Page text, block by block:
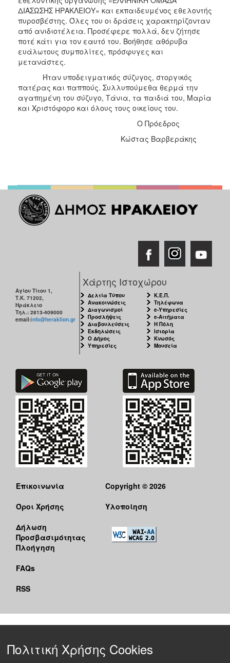
ΔΙΑΣΩΣΗΣ ΗΡΑΚΛΕΙΟΥ» και εκπαιδευμένος εθελοντής
πυροσβέστης. Όλες του οι δράσεις χαρακτηρίζονταν
από ανιδιοτέλεια. Προσέφερε πολλά, δεν ζήτησε
ποτέ κάτι για τον εαυτό του. Βοήθησε αθόρυβα
ευάλωτους συμπολίτες, πρόσφυγες και
μετανάστες.
Ήταν υποδειγματικός σύζυγος, στοργικός
πατέρας και παππούς. Συλλυπούμεθα θερμά την
αγαπημένη του σύζυγο, Τάνια, τα παιδιά του, Μαρία
και Χριστόφορο και όλους τους οικείους του.
Ο Πρόεδρος
Κώστας Βαρβεράκης
Αγίου Τίτου 1,
Τ.Κ. 71202,
Ηράκλειο
Τηλ.: 2813-409000
email:info@heraklion.gr
Χάρτης Ιστοχώρου
Δελτία Τύπου
Ανακοινώσεις
Διαγωνισμοί
Προσλήψεις
Διαβουλεύσεις
Εκδηλώσεις
Ο Δήμος
Υπηρεσίες
Κ.Ε.Π.
Τηλέφωνα
e-Υπηρεσίες
e-Αιτήματα
Η Πόλη
Ιστορία
Κνωσός
Μουσεία
Επικοινωνία
Όροι Χρήσης
Δήλωση
Προσβασιμότητας
Πλοήγηση
FAQs
RSS
Copyright © 2026
Υλοποίηση
Πολιτική Χρήσης Cookies